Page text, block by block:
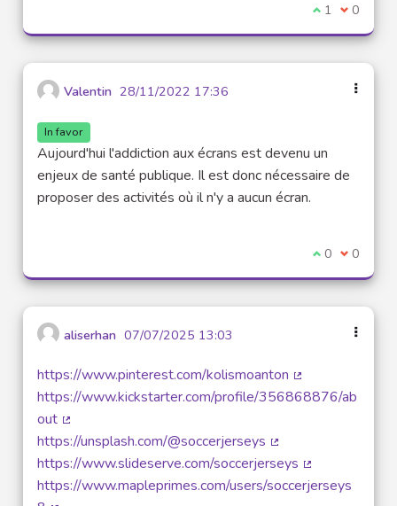
I agree with
1 I 0
Valentin 28/11/2022 17:36
In favor
Aujourd'hui l'addiction aux écrans est devenu un
enjeux de santé publique. Il est donc nécessaire de
proposer des activités où il n'y a aucun écran.
I agree with
0 I 0
aliserhan 07/07/2025 13:03
https://www.pinterest.com/kolismoanton
(External link)
https://www.kickstarter.com/profile/356868876/ab
out
(External link)
https://unsplash.com/@soccerjerseys
(External link)
https://www.slideserve.com/soccerjerseys
(External link)
https://www.mapleprimes.com/users/soccerjerseys